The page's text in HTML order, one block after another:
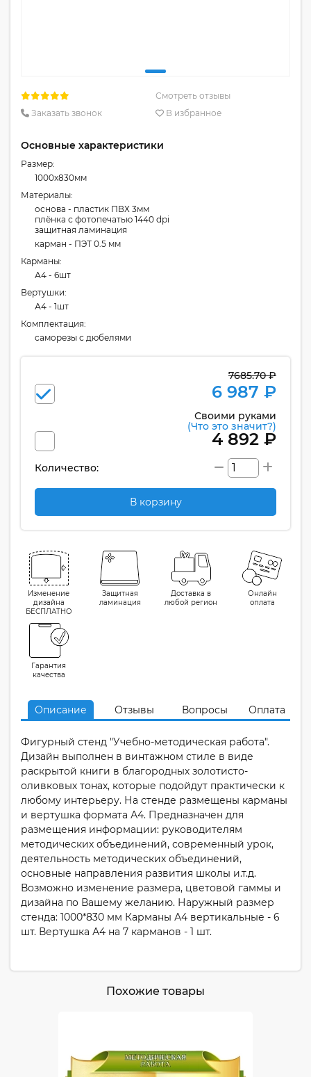
Смотреть отзывы
Заказать звонок
В избранное
Основные характеристики
Размер:
1000x830мм
Материалы:
основа - пластик ПВХ 3мм
плёнка с фотопечатью 1440 dpi
защитная ламинация
карман - ПЭТ 0.5 мм
Карманы:
А4 - 6шт
Вертушки:
А4 - 1шт
Комплектация:
cаморезы с дюбелями
7685.70 ₽
6 987 ₽
Своими руками
(Что это значит?)
4 892 ₽
Количество:
В корзину
Изменение
дизайна
БЕСПЛАТНО
Защитная
ламинация
Доставка в
любой регион
Онлайн
оплата
Гарантия
качества
Описание Отзывы Вопросы Оплата
Фигурный стенд "Учебно-методическая работа".
Дизайн выполнен в винтажном стиле в виде
раскрытой книги в благородных золотисто-
оливковых тонах, которые подойдут практически к
любому интерьеру. На стенде размещены карманы
и вертушка формата А4. Предназначен для
размещения информации: руководителям
методических объединений, современный урок,
деятельность методических объединений,
основные направления развития школы и.т.д.
Возможно изменение размера, цветовой гаммы и
дизайна по Вашему желанию. Наружный размер
стенда: 1000*830 мм Карманы А4 вертикальные - 6
шт. Вертушка А4 на 7 карманов - 1 шт.
Похожие товары